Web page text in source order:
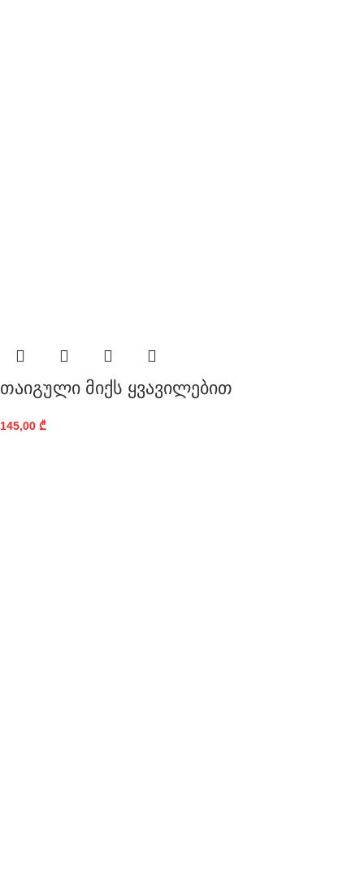
თაიგული მიქს ყვავილებით
145,00 ₾